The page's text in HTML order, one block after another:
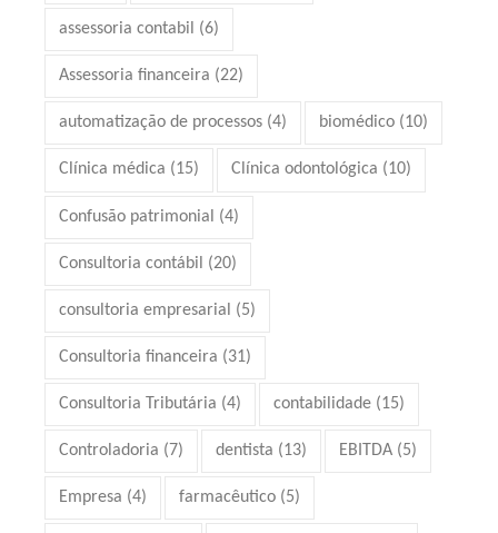
assessoria contabil (6)
Assessoria financeira (22)
automatização de processos (4) biomédico (10)
Clínica médica (15) Clínica odontológica (10)
Confusão patrimonial (4)
Consultoria contábil (20)
consultoria empresarial (5)
Consultoria financeira (31)
Consultoria Tributária (4) contabilidade (15)
Controladoria (7) dentista (13) EBITDA (5)
Empresa (4) farmacêutico (5)